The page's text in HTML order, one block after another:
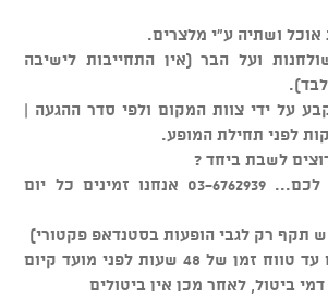
ושתיה ע"י מלצרים.
ועל הבר (אין התחייבות לישיבה
על ידי צוות המקום ולפי סדר ההגעה |
לשבת ביחד ?
** צרו קשר ונדאג לכם... 03-6762939 אנחנו זמינים כל יום
תקף רק לגבי הופעות בסטנדאפ פקטורי)
ניתן לבטל כרטיסים עד טווח זמן של 48 שעות לפני מועד קיום